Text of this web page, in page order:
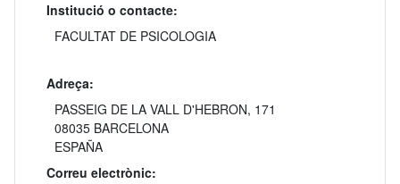
Institució o contacte:
FACULTAT DE PSICOLOGIA
Adreça:
PASSEIG DE LA VALL D'HEBRON, 171
08035 BARCELONA
ESPAÑA
Correu electrònic: